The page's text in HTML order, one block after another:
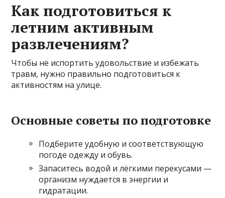
Как подготовиться к
летним активным
развлечениям?
Чтобы не испортить удовольствие и избежать
травм, нужно правильно подготовиться к
активностям на улице.
Основные советы по подготовке
Подберите удобную и соответствующую
погоде одежду и обувь.
Запаситесь водой и лёгкими перекусами —
организм нуждается в энергии и
гидратации.